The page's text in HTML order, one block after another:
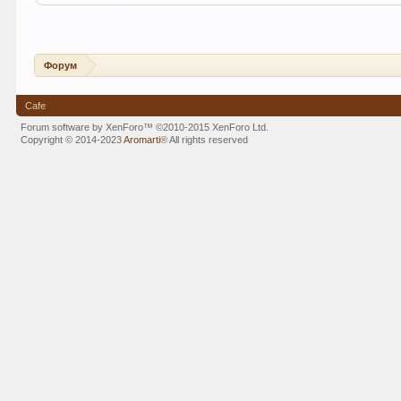
Форум
Cafe
Forum software by XenForo™©2010-2015 XenForo Ltd.
Copyright © 2014-2023Aromarti®All rights reserved